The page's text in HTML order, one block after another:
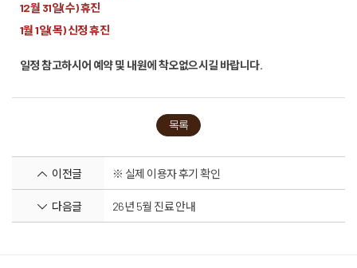
12월 31일(수) 휴진
1월 1일(목) 신정 휴진
일정 참고하시어 예약 및 내원에 착오없으시길 바랍니다.
목록
이전글 ※ 실제 이용자 후기 확인
다음글 26년 5월 진료 안내